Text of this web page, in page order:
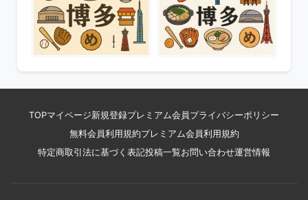
TOPマイページ新規登録プレミアム会員 プライバシーポリシー
無料会員利用規約プレミアム会員利用規約
特定商取引法に基づく表記投稿一覧お問い合わせ運営情報